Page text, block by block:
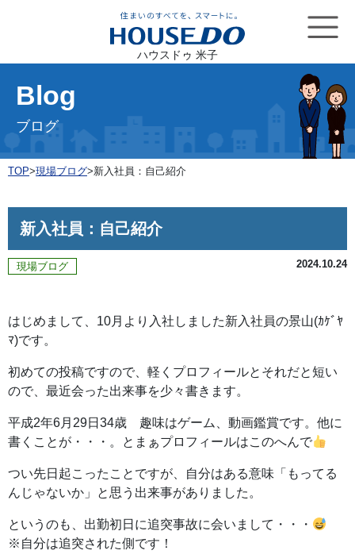
ハウスドゥ 米子
Blog
ブログ
TOP>現場ブログ>新入社員：自己紹介
新入社員：自己紹介
現場ブログ 2024.10.24
はじめまして、10月より入社しました新入社員の景山(ｶｹﾞﾔ
ﾏ)です。
初めての投稿ですので、軽くプロフィールとそれだと短い
ので、最近会った出来事を少々書きます。
平成2年6月29日34歳 趣味はゲーム、動画鑑賞です。他に
書くことが・・・。とまぁプロフィールはこのへんで
つい先日起こったことですが、自分はある意味「もってる
んじゃないか」と思う出来事がありました。
というのも、出勤初日に追突事故に会いまして・・・
※自分は追突された側です！